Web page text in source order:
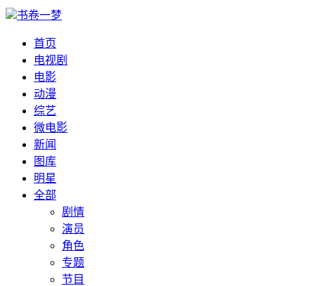
书卷一梦
首页
电视剧
电影
动漫
综艺
微电影
新闻
图库
明星
全部
剧情
演员
角色
专题
节目